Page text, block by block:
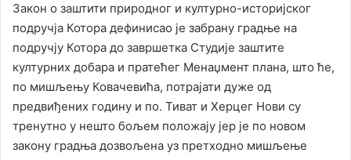
Закон о заштити природног и културно-историјског
подручја Котора дефинисао је забрану градње на
подручју Котора до завршетка Студије заштите
културних добара и пратећег Менаџмент плана, што ће,
по мишљењу Ковачевића, потрајати дуже од
предвиђених годину и по. Тиват и Херцег Нови су
тренутно у нешто бољем положају јер је по новом
закону градња дозвољена уз претходно мишљење